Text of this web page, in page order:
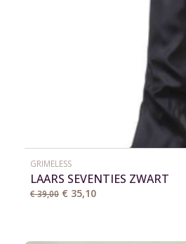
GRIMELESS
LAARS SEVENTIES ZWART
€ 39,00 € 35,10